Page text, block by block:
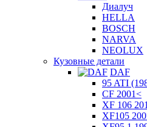
Диалуч
HELLA
BOSCH
NARVA
NEOLUX
Кузовные детали
DAF
95 ATI
CF 2001<
XF 106
XF105